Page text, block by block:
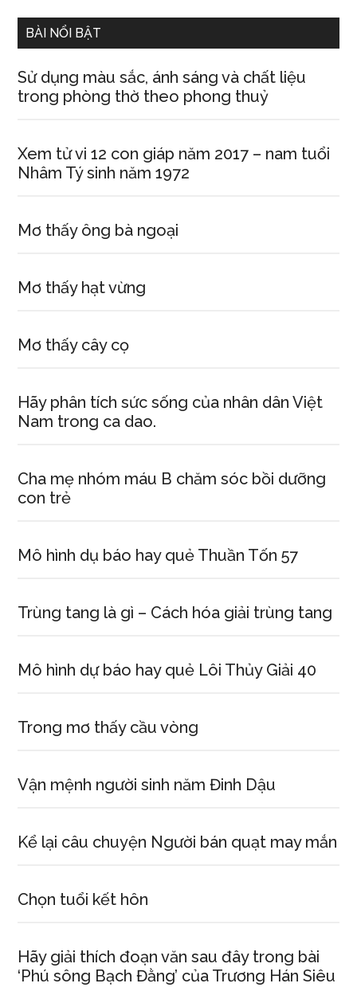
BÀI NỔI BẬT
Sử dụng màu sắc, ánh sáng và chất liệu
trong phòng thờ theo phong thuỷ
Xem tử vi 12 con giáp năm 2017 – nam tuổi
Nhâm Tý sinh năm 1972
Mơ thấy ông bà ngoại
Mơ thấy hạt vừng
Mơ thấy cây cọ
Hãy phân tích sức sống của nhân dân Việt
Nam trong ca dao.
Cha mẹ nhóm máu B chăm sóc bồi dưỡng
con trẻ
Mô hình dụ báo hay quẻ Thuần Tốn 57
Trùng tang là gì – Cách hóa giải trùng tang
Mô hình dự báo hay quẻ Lôi Thủy Giải 40
Trong mơ thấy cầu vòng
Vận mệnh người sinh năm Đinh Dậu
Kể lại câu chuyện Người bán quạt may mắn
Chọn tuổi kết hôn
Hãy giải thích đoạn văn sau đây trong bài
‘Phú sông Bạch Đằng’ của Trương Hán Siêu